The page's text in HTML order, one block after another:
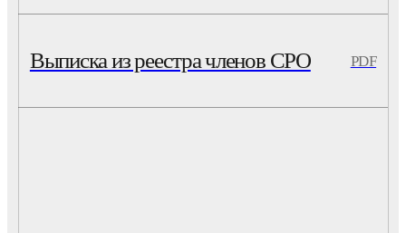
Выписка из реестра членов СРО PDF